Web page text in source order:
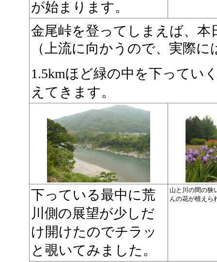
が始まります。
金尾峠を登ってしまえば、
（上流に向かうので、実際
1.5kmほど緑の中を下ってい
えてきます。
下っている最中に荒
川側の展望が少しだ
け開けたのでチラッ
と覗いてみました。
山と川の間の狭
んの花が植えら